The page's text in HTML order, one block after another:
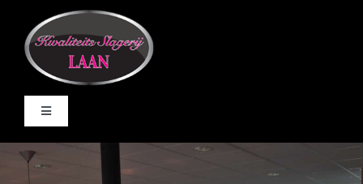
inhoud
Toggle
Navigation
Home